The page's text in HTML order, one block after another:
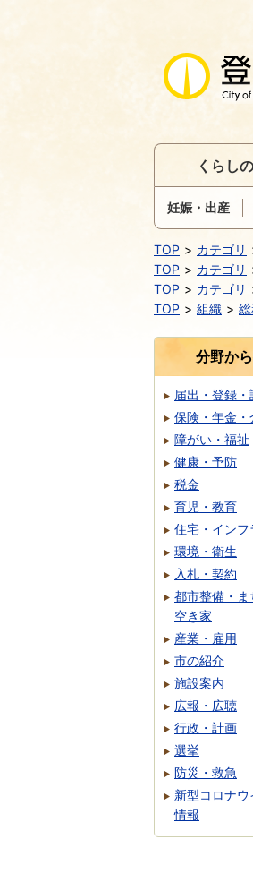
くらし
妊娠・出産
TOP カテゴリ
TOP
カテゴリ
TOP
カテゴリ
TOP
組織
分野か
届出・登録・
保険・年金・
障がい・福祉
健康・予防
税金
育児・教育
住宅・インフ
環境・衛生
入札・契約
都市整備・ま
空き家
産業・雇用
市の紹介
施設案内
広報・広聴
行政・計画
選挙
防災・救急
新型コロナ
情報